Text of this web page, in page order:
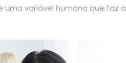
variável humana que faz a